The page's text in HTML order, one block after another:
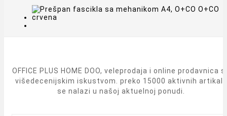
OFFICE PLUS HOME DOO, veleprodaja i online prodavnica
višedecenijskim iskustvom. preko 15000 aktivnih artikala
se nalazi u našoj aktuelnoj ponudi.